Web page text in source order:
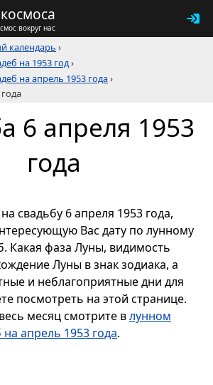
вокруг нас
календарь ›
на 1953 год›
на апрель 1953 года›
6 апреля 1953
года
свадьбу 6 апреля 1953 года,
Вас дату по лунному
Какая фаза Луны, видимость
Луны в знак зодиака, а
и неблагоприятные дни для
посмотреть на этой странице.
месяц смотрите влунном
апрель 1953 года.